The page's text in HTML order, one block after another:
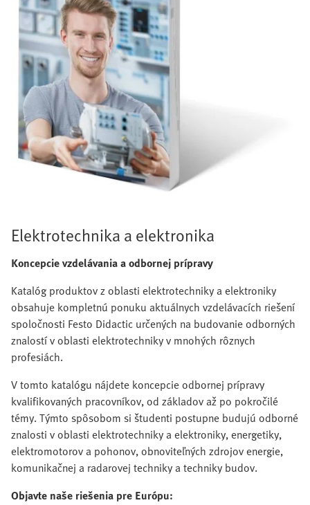
Elektrotechnika a elektronika
Koncepcie vzdelávania a odbornej prípravy
Katalóg produktov z oblasti elektrotechniky a elektroniky
obsahuje kompletnú ponuku aktuálnych vzdelávacích riešení
spoločnosti Festo Didactic určených na budovanie odborných
znalostí v oblasti elektrotechniky v mnohých rôznych
profesiách.
V tomto katalógu nájdete koncepcie odbornej prípravy
kvalifikovaných pracovníkov, od základov až po pokročilé
témy. Týmto spôsobom si študenti postupne budujú odborné
znalosti v oblasti elektrotechniky a elektroniky, energetiky,
elektromotorov a pohonov, obnoviteľných zdrojov energie,
komunikačnej a radarovej techniky a techniky budov.
Objavte naše riešenia pre Európu: